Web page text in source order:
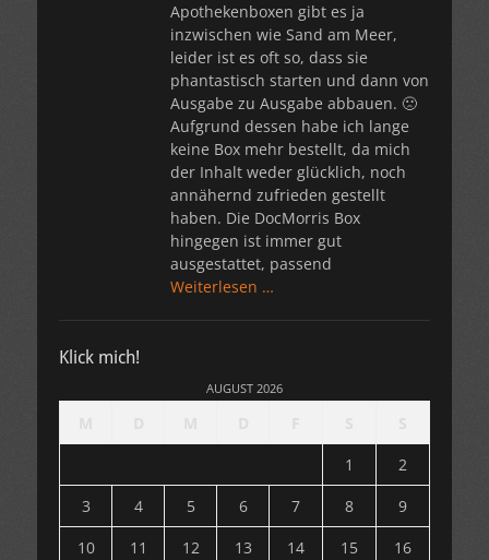
Apothekenboxen gibt es ja
inzwischen wie Sand am Meer,
leider ist es oft so, dass sie
phantastisch starten und dann von
Ausgabe zu Ausgabe abbauen. 🙁
Aufgrund dessen habe ich lange
keine Box mehr bestellt, da mich
der Inhalt weder glücklich, noch
annähernd zufrieden gestellt
haben. Die DocMorris Box
hingegen ist immer gut
ausgestattet, passend
Weiterlesen …
Klick mich!
AUGUST 2026
1
2
3
4 5 6 7 8
9
10
11 12 13 14 15
16